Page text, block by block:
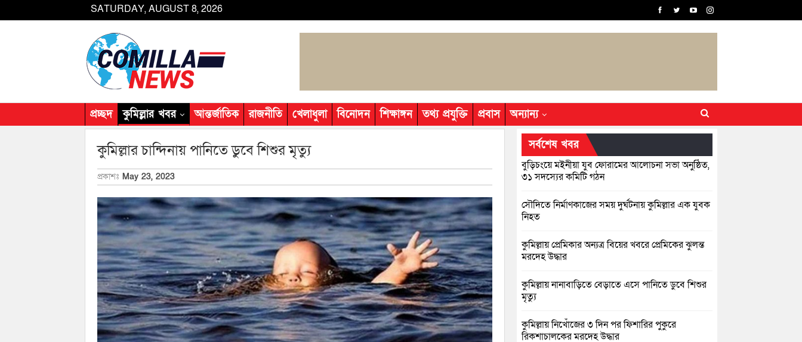
SATURDAY, AUGUST 8, 2026
প্রচ্ছদ কুমিল্লার খবর আন্তর্জাতিক রাজনীতি খেলাধুলা বিনোদন শিক্ষাঙ্গন তথ্য প্রযুক্তি প্রবাস অন্যান্য
কুমিল্লার চান্দিনায় পানিতে ডুবে শিশুর মৃত্যু
প্রকাশঃ May 23, 2023
সর্বশেষ খবর
বুড়িচংয়ে মইনীয়া যুব ফোরামের আলোচনা সভা অনুষ্ঠিত,
৩১ সদস্যের কমিটি গঠন
সৌদিতে নির্মাণকাজের সময় দুর্ঘটনায় কুমিল্লার এক যুবক
নিহত
কুমিল্লায় প্রেমিকার অন্যত্র বিয়ের খবরে প্রেমিকের ঝুলন্ত
মরদেহ উদ্ধার
কুমিল্লায় নানাবাড়িতে বেড়াতে এসে পানিতে ডুবে শিশুর
মৃত্যু
কুমিল্লায় নিখোঁজের ৩ দিন পর ফিশারির পুকুরে
রিকশাচালকের মরদেহ উদ্ধার